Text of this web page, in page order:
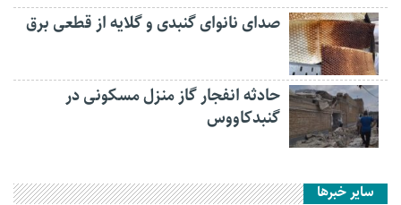
صدای نانوای گنبدی و گلایه از قطعی برق
حادثه انفجار گاز منزل مسکونی در
گنبدکاووس
سایر خبرها